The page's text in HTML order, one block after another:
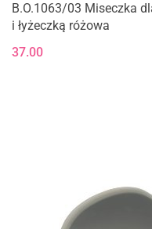
B.O.1063/03 Miseczka
i łyżeczką różowa
37.00